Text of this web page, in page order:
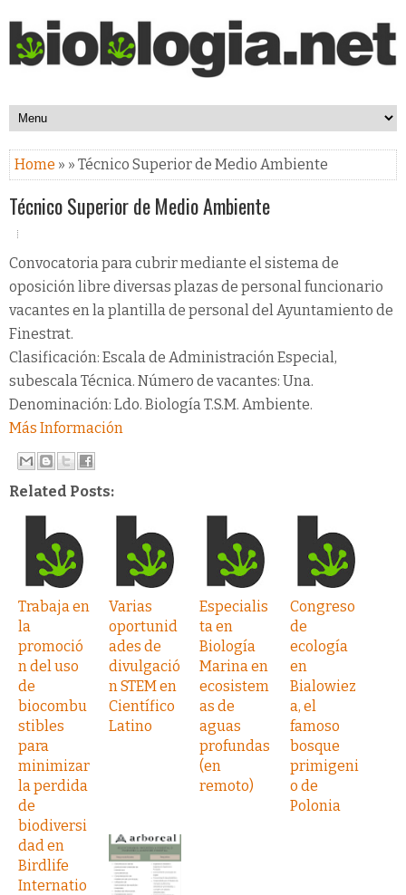
Home » » Técnico Superior de Medio Ambiente
Técnico Superior de Medio Ambiente
Convocatoria para cubrir mediante el sistema de
oposición libre diversas plazas de personal funcionario
vacantes en la plantilla de personal del Ayuntamiento de
Finestrat.
Clasificación: Escala de Administración Especial,
subescala Técnica. Número de vacantes: Una.
Denominación: Ldo. Biología T.S.M. Ambiente.
Más Información
Related Posts:
Trabaja en
la
promoció
n del uso
de
biocombu
stibles
para
minimizar
la perdida
de
biodiversi
dad en
Birdlife
Internatio
Varias
oportunid
ades de
divulgació
n STEM en
Científico
Latino
Especialis
ta en
Biología
Marina en
ecosistem
as de
aguas
profundas
(en
remoto)
Congreso
de
ecología
en
Bialowiez
a, el
famoso
bosque
primigeni
o de
Polonia